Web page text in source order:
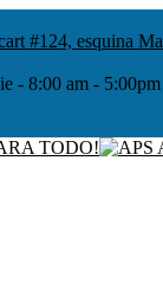
#124, esquina
- 8:00 am -